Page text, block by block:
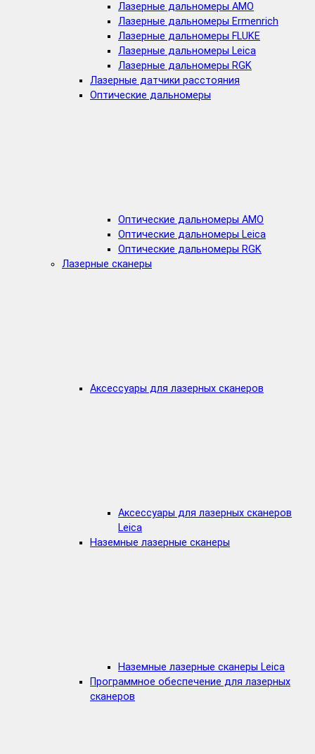
Лазерные дальномеры AMO
Лазерные дальномеры Ermenrich
Лазерные дальномеры FLUKE
Лазерные дальномеры Leica
Лазерные дальномеры RGK
Лазерные датчики расстояния
Оптические дальномеры
Оптические дальномеры AMO
Оптические дальномеры Leica
Оптические дальномеры RGK
Лазерные сканеры
Аксессуары для лазерных сканеров
Аксессуары для лазерных сканеров
Leica
Наземные лазерные сканеры
Наземные лазерные сканеры Leica
Программное обеспечение для лазерных
сканеров